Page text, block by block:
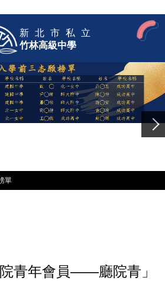
新北市私立
竹林高級中學
單
青年會員——廳院青」